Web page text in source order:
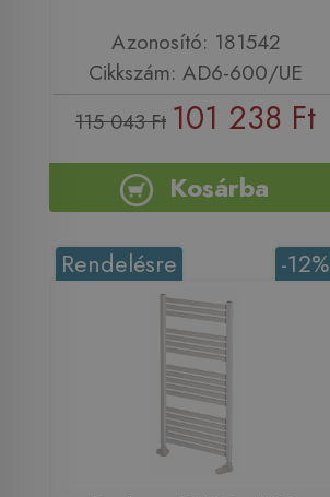
Azonosító: 181542
Cikkszám: AD6-600/UE
115 043 Ft 101 238 Ft
Kosárba
-12%
Rendelésre